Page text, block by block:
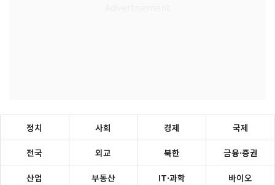
정치 사회 경제 국제
전국 외교 북한 금융·증권
산업 부동산 IT·과학 바이오